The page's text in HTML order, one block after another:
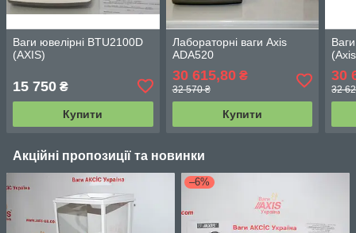
Ваги ювелірні BTU2100D
(АХIS)
15 750 ₴
Купити
Лабораторні ваги Axis
ADA520
30 615,80₴
32 570 ₴
Купити
30
32
Акційні пропозиції та новинки
–6%